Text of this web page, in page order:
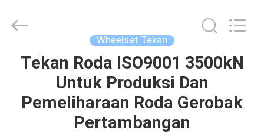
RUMAH
PRODUK
Share
Wheelset Tekan
Tekan Roda ISO9001 3500kN
Untuk Produksi Dan
Pemeliharaan Roda Gerobak
Pertambangan